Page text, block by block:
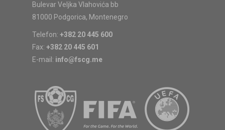
Bulevar Veljka Vlahovića bb
81000 Podgorica, Montenegro
Telefon: +382 20 445 600
Fax: +382 20 445 601
E-mail: info@fscg.me